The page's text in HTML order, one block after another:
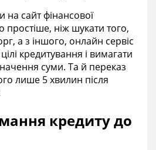
на сайт фінансової
простіше, ніж шукати того,
а з іншого, онлайн сервіс
кредитування і вимагати
суми. Та й переказ
лише 5 хвилин після
кредиту до